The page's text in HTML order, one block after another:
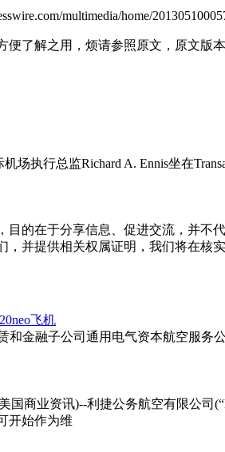
multimedia/home/
了解之用，烦请参照原文，原文版
场执行总监Richard A. Ennis坐在
目的在于分享信息、促进交流，并
并提供相关权属证明，我们将在核
飞机
金融子公司通用电气资本航空服务
商业资讯)--利捷公务航空有限公司
开始作为维